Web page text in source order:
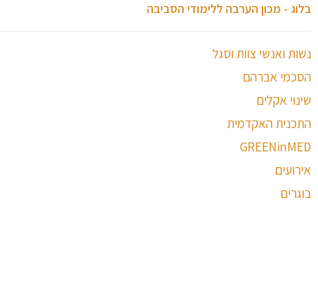
בלוג - מכון הערבה ללימודי הסביבה
נשות ואנשי צוות וסגל
הסכמי אברהם
שינוי אקלים
התכנית האקדמית
GREENinMED
אירועים
בוגרים